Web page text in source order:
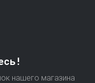
нашего магазина